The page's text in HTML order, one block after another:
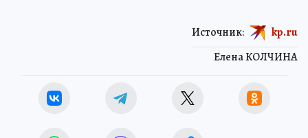
Елена КОЛЧИНА
Источник: kp.ru